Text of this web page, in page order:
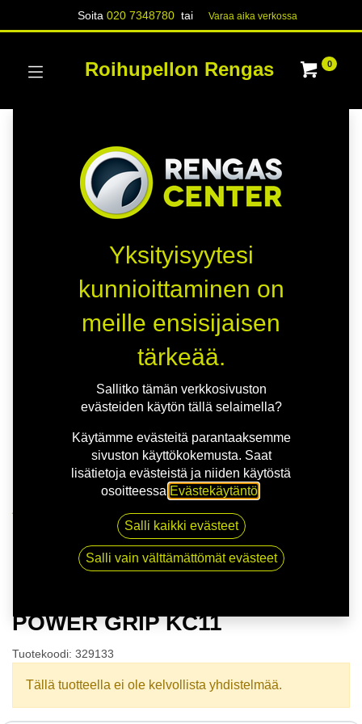
Soita020 7348780 tai Varaa aika verk​​​​ossa
Roihupellon Rengas 0
165/70R14C 89Q MARSHAL POWER GRIP KC11
POWER GRIP KC11
Tuotekoodi: 329133
Tällä tuotteella ei ole kelvollista yhdistelmää.
Yksityisyytesi
kunnioittaminen on
meille ensisijaisen
tärkeää.
Sallitko tämän verkkosivuston
evästeiden käytön tällä selaimella?
Käytämme evästeitä parantaaksemme
sivuston käyttökokemusta. Saat
lisätietoja evästeistä ja niiden käytöstä
osoitteessa Evästekäytäntö
Salli kaikki evästeet
Salli vain välttämättömät evästeet